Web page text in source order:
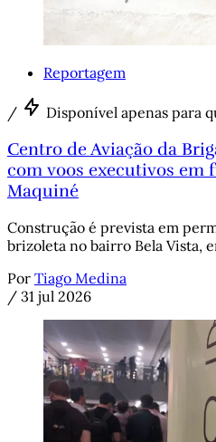
Reportagem
/ Disponível apenas para
Centro de Aviação da
com voos executivos em
Maquiné
Construção é prevista em
brizoleta no bairro Bela Vista,
Por Tiago Medina
/ 31 jul 2026